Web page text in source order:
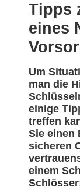
Tipps
eines
Um
man die
einige
treffen
Sie einen
sicheren
einem